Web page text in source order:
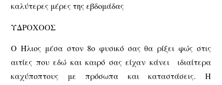
καλύτερες μέρες της εβδομάδας
ΥΔΡΟΧΟΟΣ
Ο Ήλιος μέσα στον 8ο φυσικό σας θα ρίξει φώς στις
αιτίες που εδώ και καιρό σας είχαν κάνει ιδιαίτερα
καχύποπτους με πρόσωπα και καταστάσεις. Η